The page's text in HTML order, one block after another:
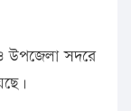
ও উপজেলা সদরে